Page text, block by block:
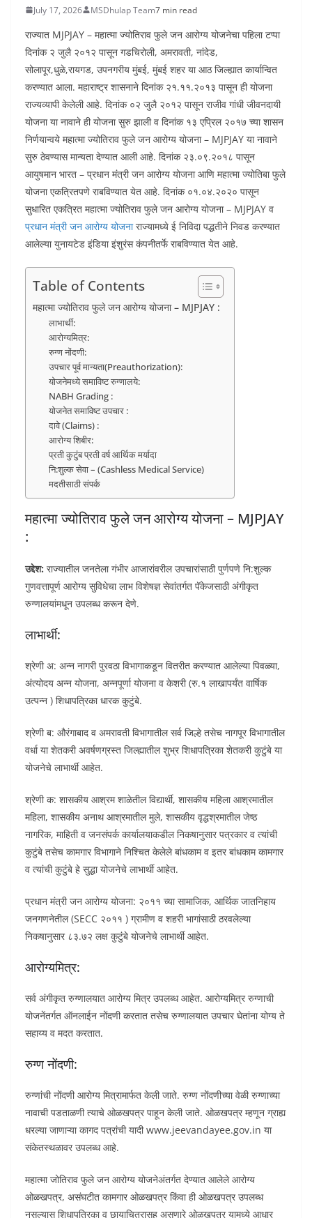
July 17, 2026 MSDhulap Team7 min read
राज्यात MJPJAY – महात्मा ज्योतिराव फुले जन आरोग्य योजनेचा पहिला टप्पा
दिनांक २ जुलै २०१२ पासून गडचिरोली, अमरावती, नांदेड,
सोलापूर,धुळे,रायगड, उपनगरीय मुंबई, मुंबई शहर या आठ जिल्ह्यात कार्यान्वित
करण्यात आला. महाराष्ट्र शासनाने दिनांक २१.११.२०१३ पासून ही योजना
राज्यव्यापी केलेली आहे. दिनांक ०२ जुलै २०१२ पासून राजीव गांधी जीवनदायी
योजना या नावाने ही योजना सुरु झाली व दिनांक १३ एप्रिल २०१७ च्या शासन
निर्णयान्वये महात्मा ज्योतिराव फुले जन आरोग्य योजना – MJPJAY या नावाने
सुरु ठेवण्यास मान्यता देण्यात आली आहे. दिनांक २३.०९.२०१८ पासून
आयुषमान भारत – प्रधान मंत्री जन आरोग्य योजना आणि महात्मा ज्योतिबा फुले
योजना एकत्रितपणे राबविण्यात येत आहे. दिनांक ०१.०४.२०२० पासून
सुधारित एकत्रित महात्मा ज्योतिराव फुले जन आरोग्य योजना – MJPJAY व
प्रधान मंत्री जन आरोग्य योजनाराज्यामध्ये ई निविदा पद्धतीने निवड करण्यात
आलेल्या युनायटेड इंडिया इंशुरंस कंपनीतर्फे राबविण्यात येत आहे.
Table of Contents
महात्मा ज्योतिराव फुले जन आरोग्य योजना – MJPJAY :
लाभार्थी:
आरोग्यमित्र:
रुग्ण नोंदणी:
उपचार पूर्व मान्यता(Preauthorization):
योजनेमध्ये समाविष्ट रुग्णालये:
NABH Grading :
योजनेत समाविष्ट उपचार :
दावे (Claims) :
आरोग्य शिबीर:
प्रती कुटुंब प्रती वर्ष आर्थिक मर्यादा
नि:शुल्क सेवा – (Cashless Medical Service)
मदतीसाठी संपर्क
महात्मा ज्योतिराव फुले जन आरोग्य योजना – MJPJAY
:
उद्देश: राज्यातील जनतेला गंभीर आजारांवरील उपचारांसाठी पुर्णपणे नि:शुल्क
गुणवत्तापूर्ण आरोग्य सुविधेचा लाभ विशेषज्ञ सेवांतर्गत पॅकेजसाठी अंगीकृत
रुग्णालयांमधून उपलब्ध करून देणे.
लाभार्थी:
श्रेणी अ: अन्न नागरी पुरवठा विभागाकडून वितरीत करण्यात आलेल्या पिवळ्या,
अंत्योदय अन्न योजना, अन्नपूर्णा योजना व केशरी (रु.१ लाखापर्यंत वार्षिक
उत्पन्न ) शिधापत्रिका धारक कुटुंबे.
श्रेणी ब: औरंगाबाद व अमरावती विभागातील सर्व जिल्हे तसेच नागपूर विभागातील
वर्धा या शेतकरी अवर्षणग्रस्त जिल्ह्यातील शुभ्र शिधापत्रिका शेतकरी कुटुंबे या
योजनेचे लाभार्थी आहेत.
श्रेणी क: शासकीय आश्रम शाळेतील विद्यार्थी, शासकीय महिला आश्रमातील
महिला, शासकीय अनाथ आश्रमातील मुले, शासकीय वृद्धश्रमातील जेष्ठ
नागरिक, माहिती व जनसंपर्क कार्यालयाकडील निकषानुसार पत्रकार व त्यांची
कुटुंबे तसेच कामगार विभागाने निश्चित केलेले बांधकाम व इतर बांधकाम कामगार
व त्यांची कुटुंबे हे सुद्धा योजनेचे लाभार्थी आहेत.
प्रधान मंत्री जन आरोग्य योजना: २०११ च्या सामाजिक, आर्थिक जातनिहाय
जनगणनेतील (SECC २०११ ) ग्रामीण व शहरी भागांसाठी ठरवलेल्या
निकषानुसार ८३.७२ लक्ष कुटुंबे योजनेचे लाभार्थी आहेत.
आरोग्यमित्र:
सर्व अंगीकृत रुग्णालयात आरोग्य मित्र उपलब्ध आहेत. आरोग्यमित्र रुग्णाची
योजनेंतर्गत ऑनलाईन नोंदणी करतात तसेच रुग्णालयात उपचार घेतांना योग्य ते
सहाय्य व मदत करतात.
रुग्ण नोंदणी:
रुग्णांची नोंदणी आरोग्य मित्रामार्फत केली जाते. रुग्ण नोंदणीच्या वेळी रुग्णाच्या
नावाची पडताळणी त्याचे ओळखपत्र पाहून केली जाते. ओळखपत्र म्हणून ग्राह्य
धरल्या जाणाऱ्या कागद पत्रांची यादी www.jeevandayee.gov.in या
संकेतस्थळावर उपलब्ध आहे.
महात्मा जोतिराव फुले जन आरोग्य योजनेअंतर्गत देण्यात आलेले आरोग्य
ओळखपत्र, असंघटीत कामगार ओळखपत्र किंवा ही ओळखपत्र उपलब्ध
नसल्यास शिधापत्रिका व छायाचित्रासह असणारे ओळखपत्र यामध्ये आधार